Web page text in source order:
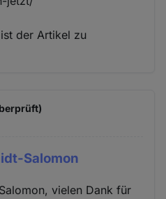
der Artikel zu
Salomon
vielen Dank für